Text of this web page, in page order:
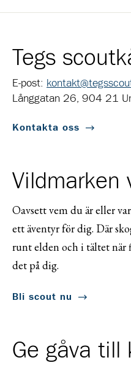
Tegs
E-post:
Långgatan 26, 904 21
Kontakta oss
Vildmarken
Oavsett vem du är eller
ett äventyr för dig. Där
runt elden och i tältet när
det på dig.
Bli scout nu
Ge gåva till